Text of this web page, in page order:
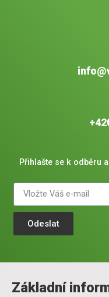
Přihlašte se k odběru
Odeslat
Základní